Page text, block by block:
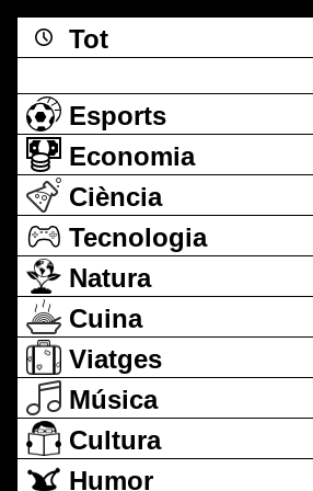
Tot
Esports
Economia
Ciència
Tecnologia
Natura
Cuina
Viatges
Música
Cultura
Humor